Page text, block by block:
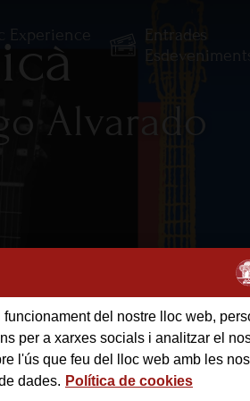
Experience
Entrades
Alvarado
del nostre lloc web,
per a xarxes socials i analitzar el
l'ús que feu del lloc web amb les
dades. Política de cookies